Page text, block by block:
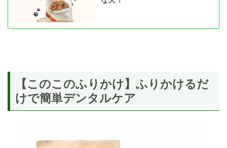
【このこのふりかけ】ふりかけるだ
けで簡単デンタルケア